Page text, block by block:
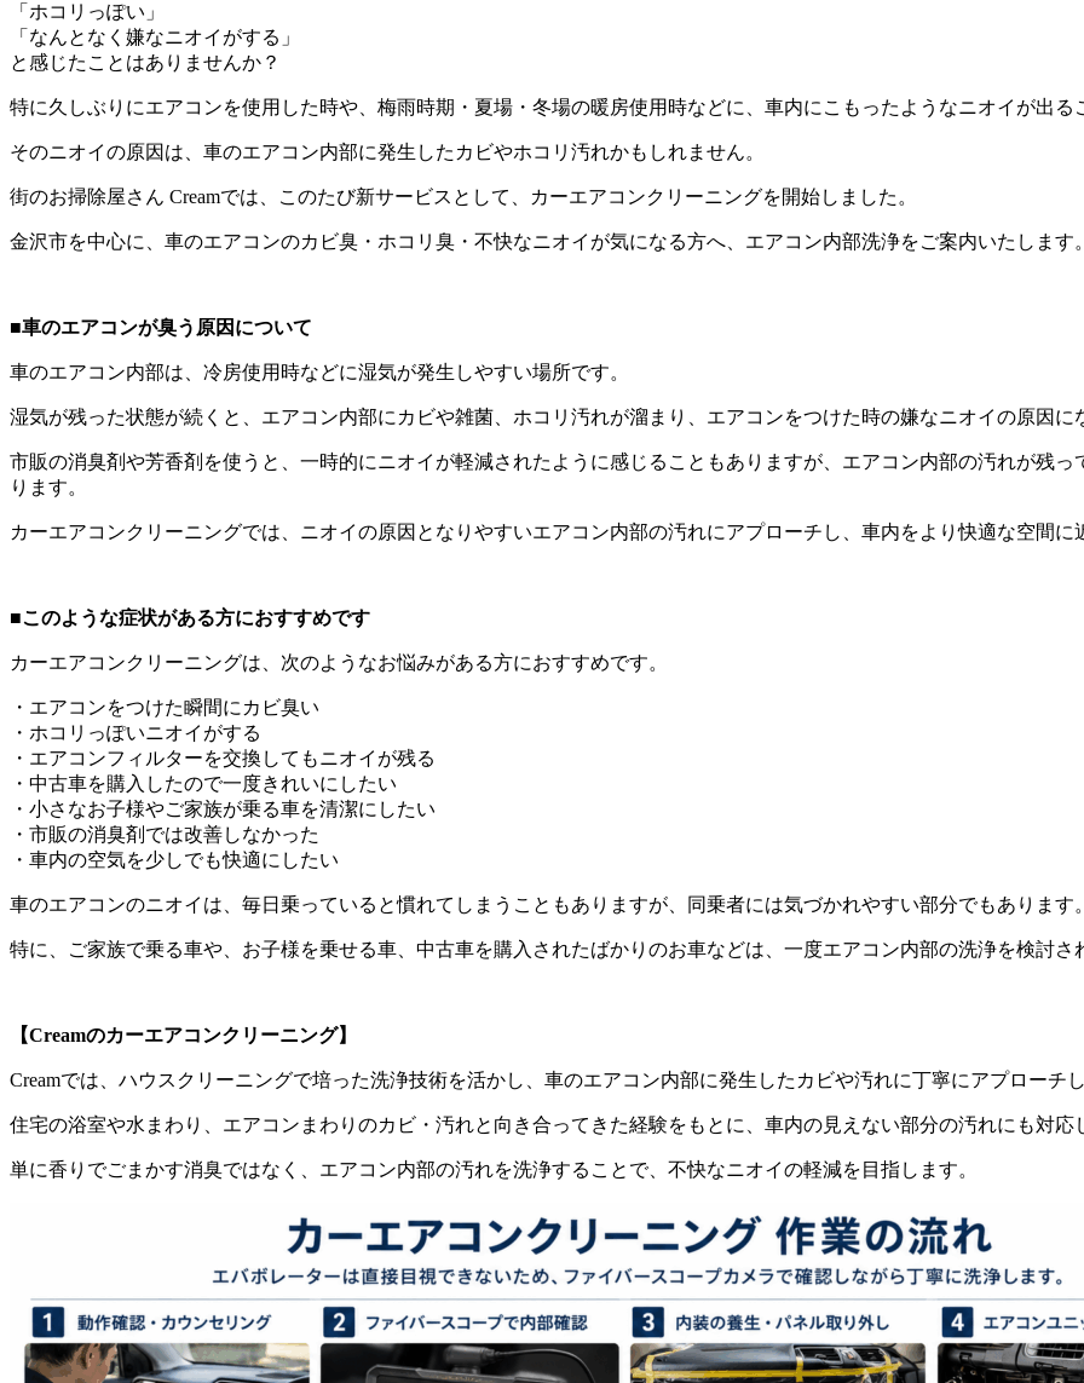
「ホコリっぽい」
「なんとなく嫌なニオイがする」
と感じたことはありませんか？
特に久しぶりにエアコンを使用した時や、梅雨時期・夏場・冬場の暖房使用時などに、車内にこもったようなニオイが出る
そのニオイの原因は、車のエアコン内部に発生したカビやホコリ汚れかもしれません。
街のお掃除屋さん Creamでは、このたび新サービスとして、カーエアコンクリーニングを開始しました。
金沢市を中心に、車のエアコンのカビ臭・ホコリ臭・不快なニオイが気になる方へ、エアコン内部洗浄をご案内いたします
■車のエアコンが臭う原因について
車のエアコン内部は、冷房使用時などに湿気が発生しやすい場所です。
湿気が残った状態が続くと、エアコン内部にカビや雑菌、ホコリ汚れが溜まり、エアコンをつけた時の嫌なニオイの原因に
市販の消臭剤や芳香剤を使うと、一時的にニオイが軽減されたように感じることもありますが、エアコン内部の汚れが残
ります。
カーエアコンクリーニングでは、ニオイの原因となりやすいエアコン内部の汚れにアプローチし、車内をより快適な空間に
■このような症状がある方におすすめです
カーエアコンクリーニングは、次のようなお悩みがある方におすすめです。
・エアコンをつけた瞬間にカビ臭い
・ホコリっぽいニオイがする
・エアコンフィルターを交換してもニオイが残る
・中古車を購入したので一度きれいにしたい
・小さなお子様やご家族が乗る車を清潔にしたい
・市販の消臭剤では改善しなかった
・車内の空気を少しでも快適にしたい
車のエアコンのニオイは、毎日乗っていると慣れてしまうこともありますが、同乗者には気づかれやすい部分でもあります
特に、ご家族で乗る車や、お子様を乗せる車、中古車を購入されたばかりのお車などは、一度エアコン内部の洗浄を検討さ
【Creamのカーエアコンクリーニング】
Creamでは、ハウスクリーニングで培った洗浄技術を活かし、車のエアコン内部に発生したカビや汚れに丁寧にアプローチ
住宅の浴室や水まわり、エアコンまわりのカビ・汚れと向き合ってきた経験をもとに、車内の見えない部分の汚れにも対応
単に香りでごまかす消臭ではなく、エアコン内部の汚れを洗浄することで、不快なニオイの軽減を目指します。